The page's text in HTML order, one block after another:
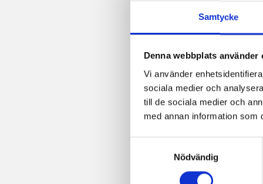
Samtycke
Denna webbplats använder
Vi använder
sociala medier och
till de sociala medier och
med annan information som
Nödvändig